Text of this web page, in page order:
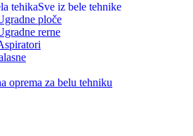
tehikaSve iz bele tehnike
ploče
rerne
oprema za belu tehniku